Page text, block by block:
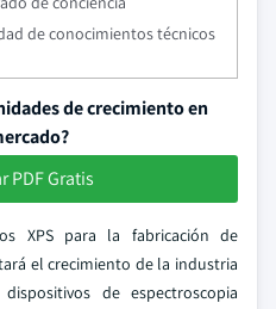
de conocimientos técnicos
de crecimiento en
PDF Gratis
XPS para la fabricación de
el crecimiento de la industria
de espectroscopia